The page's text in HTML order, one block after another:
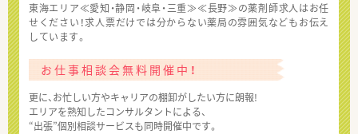
東海エリア≪愛知・静岡・岐阜・三重≫≪長野≫の薬剤師求人はお任
せください！求人票だけでは分からない薬局の雰囲気などもお伝え
しています。
お仕事相談会無料開催中！
更に、お忙しい方やキャリアの棚卸がしたい方に朗報!
エリアを熟知したコンサルタントによる、
“出張”個別相談サービスも同時開催中です。